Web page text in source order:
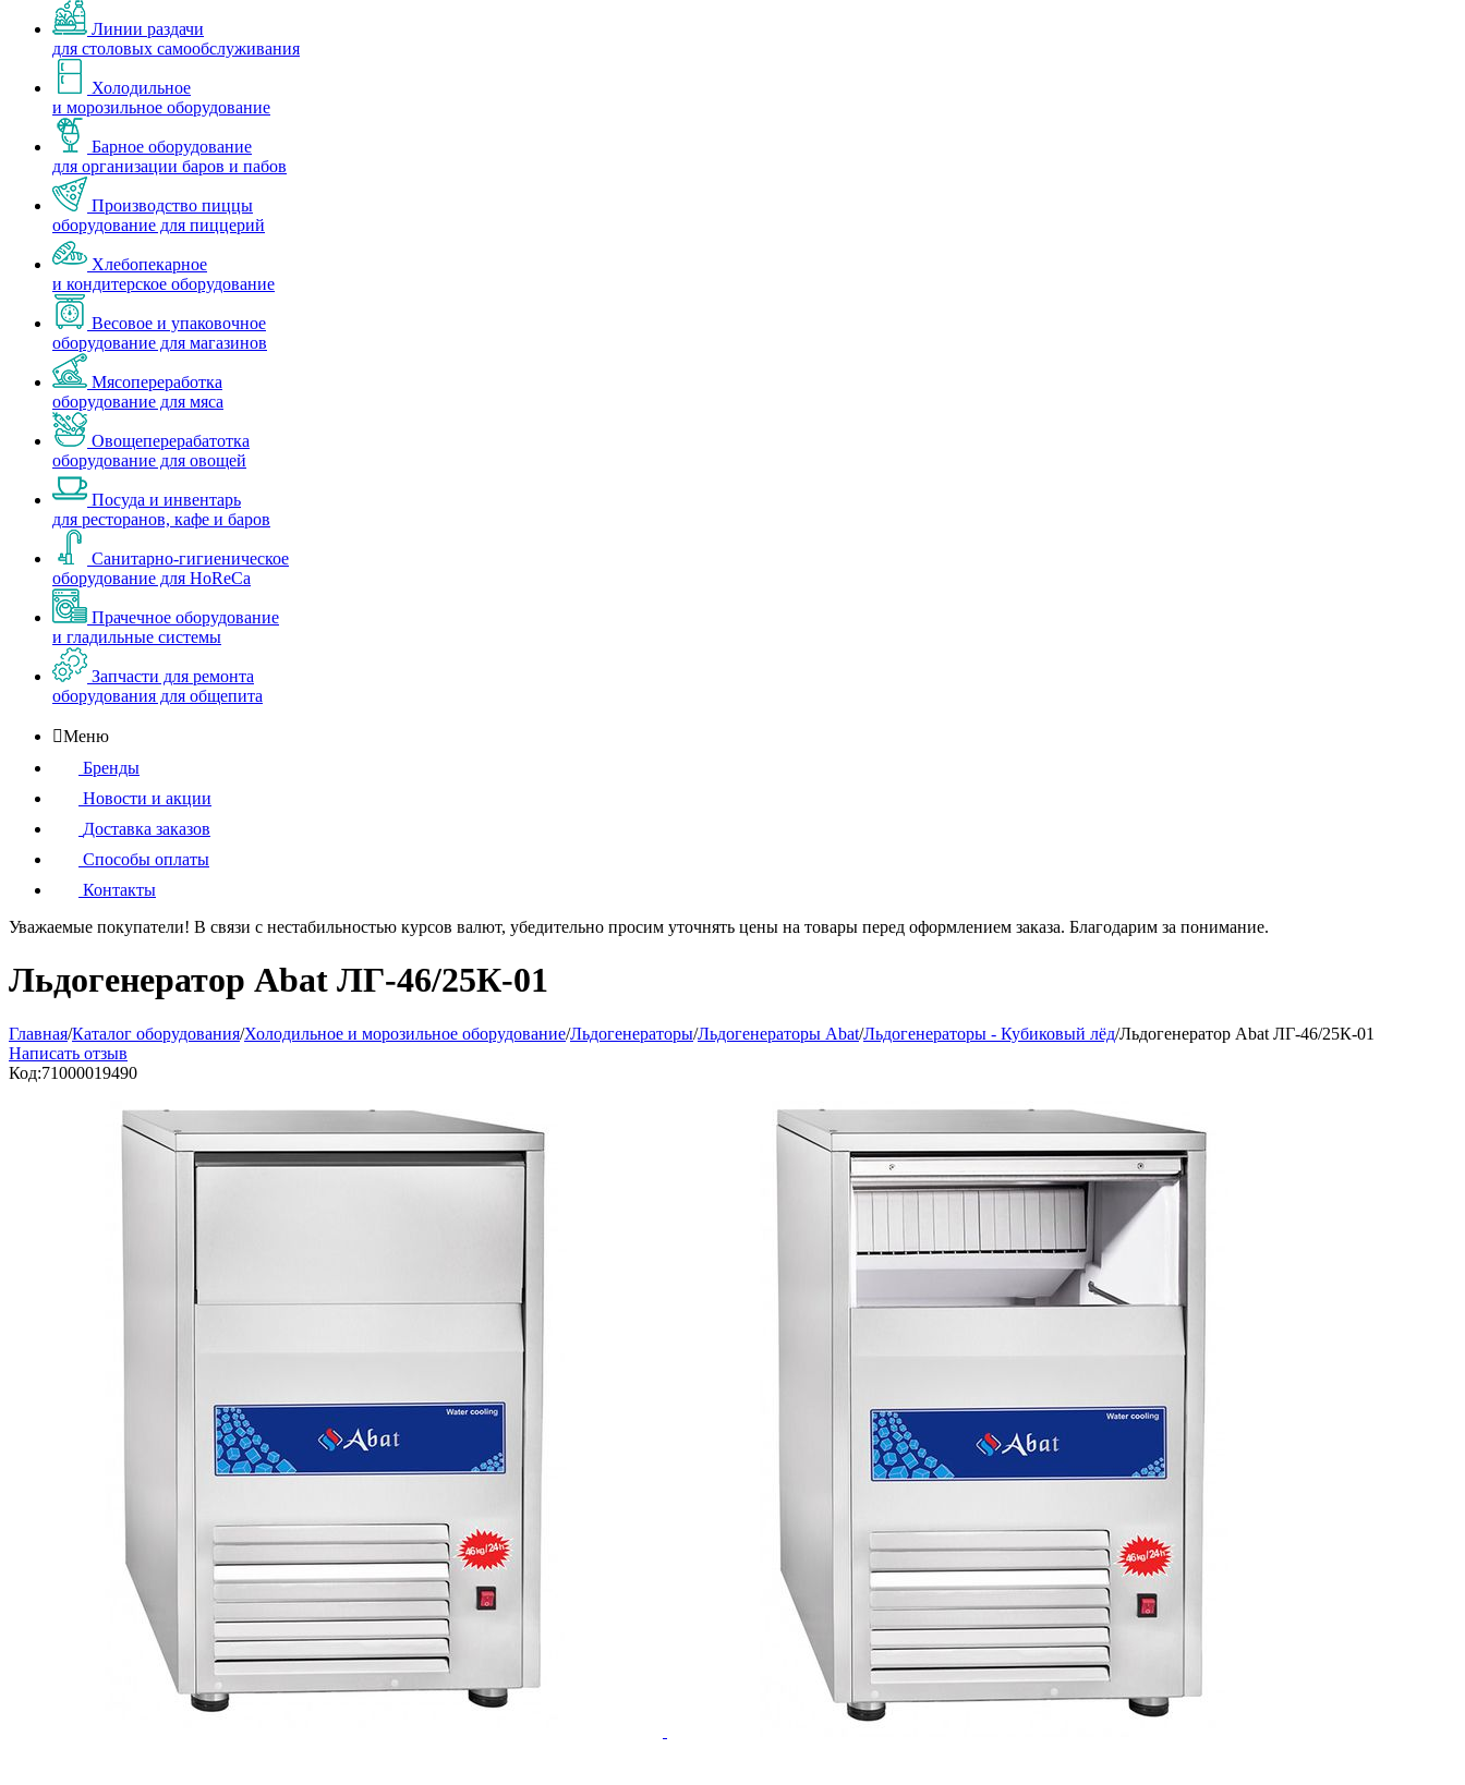
Линии раздачи
для столовых самообслуживания
Холодильное
и морозильное оборудование
Барное оборудование
для организации баров и пабов
Производство пиццы
оборудование для пиццерий
Хлебопекарное
и кондитерское оборудование
Весовое и упаковочное
оборудование для магазинов
Мясопереработка
оборудование для мяса
Овощеперерабатотка
оборудование для овощей
Посуда и инвентарь
для ресторанов, кафе и баров
Санитарно-гигиеническое
оборудование для HoReCa
Прачечное оборудование
и гладильные системы
Запчасти для ремонта
оборудования для общепита
Меню
Бренды
Новости и акции
Доставка заказов
Способы оплаты
Контакты
Уважаемые покупатели! В связи с нестабильностью курсов валют, убедительно просим уточнять цены на товары перед оформлением заказа. Благодарим за понимание.
Льдогенератор Abat ЛГ-46/25К-01
Главная/Каталог оборудования/Холодильное и морозильное оборудование/Льдогенераторы/Льдогенераторы Abat/Льдогенераторы - Кубиковый лёд/Льдогенератор Abat ЛГ-46/25К-01
Написать отзыв
Код:71000019490